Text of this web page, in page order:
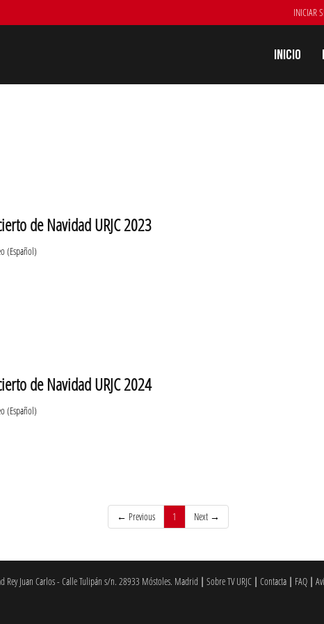
INICIAR
Inicio
de Navidad URJC 2023
(Español)
de Navidad URJC 2024
(Español)
← Previous 1 (current)Next →
Juan Carlos - Calle Tulipán s/n. 28933 Móstoles. Madrid | Sobre TV URJC | Contacta | FAQ |